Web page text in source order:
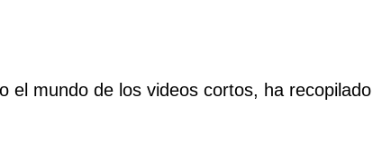
el mundo de los videos cortos, ha recopilado